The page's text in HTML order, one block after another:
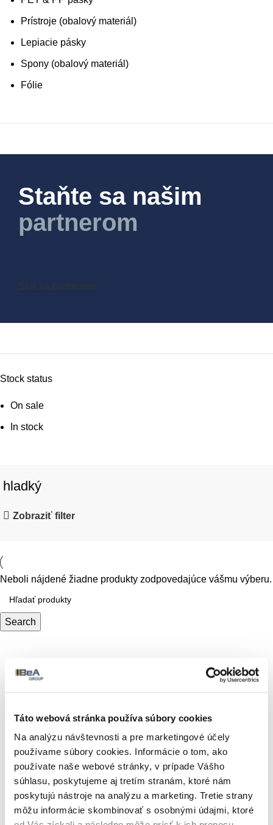
Táto webová stránka používa súbory cookies
Na analýzu návštevnosti a pre marketingové účely
používame súbory cookies. Informácie o tom, ako
používate naše webové stránky, v prípade Vášho
súhlasu, poskytujeme aj tretím stranám, ktoré nám
poskytujú nástroje na analýzu a marketing. Tretie strany
môžu informácie skombinovať s osobnými údajmi, ktoré
Prístroje (obalový materiál)
Lepiacie pásky
Spony (obalový materiál)
Fólie
Staňte sa našim
partnerom
Stať sa partnerom
Stock status
On sale
In stock
hladký
Zobraziť filter
Neboli nájdené žiadne produkty zodpovedajúce vášmu výberu.
Search